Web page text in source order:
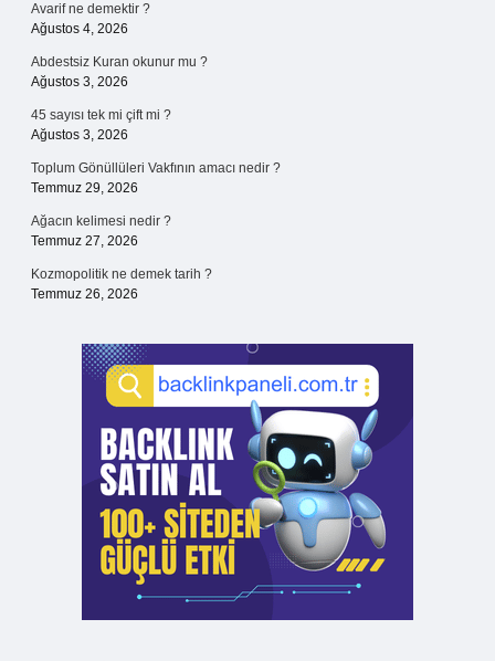
Avarif ne demektir ?
Ağustos 4, 2026
Abdestsiz Kuran okunur mu ?
Ağustos 3, 2026
45 sayısı tek mi çift mi ?
Ağustos 3, 2026
Toplum Gönüllüleri Vakfının amacı nedir ?
Temmuz 29, 2026
Ağacın kelimesi nedir ?
Temmuz 27, 2026
Kozmopolitik ne demek tarih ?
Temmuz 26, 2026